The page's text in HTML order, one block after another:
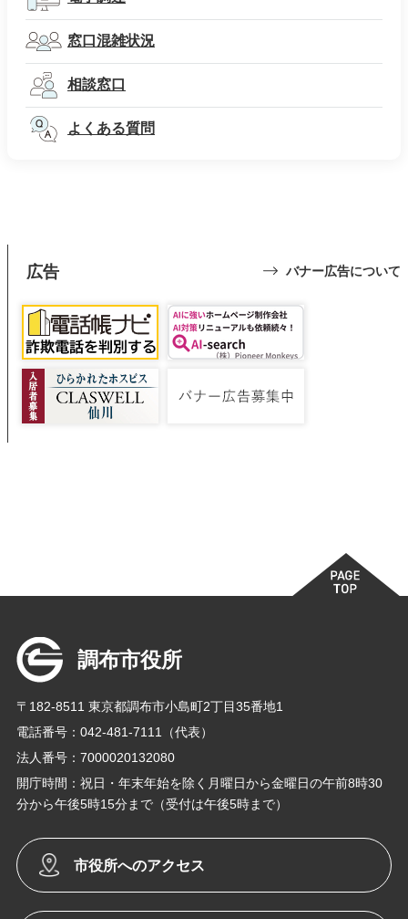
窓口混雑状況
相談窓口
よくある質問
広告 バナー広告について
調布市役所
〒182-8511 東京都調布市小島町2丁目35番地1
電話番号：042-481-7111（代表）
法人番号：7000020132080
開庁時間：祝日・年末年始を除く月曜日から金曜日の午前8時30
分から午後5時15分まで（受付は午後5時まで）
市役所へのアクセス